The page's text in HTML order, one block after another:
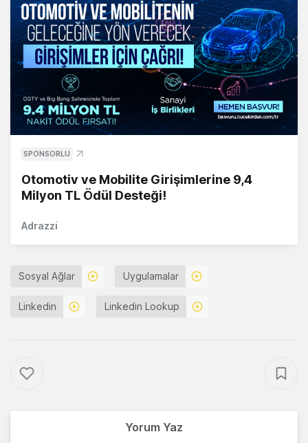
SPONSORLU
Otomotiv ve Mobilite Girişimlerine 9,4
Milyon TL Ödül Desteği!
Adrazzi
Sosyal Ağlar Uygulamalar
Linkedin Linkedin Lookup
Yorum Yaz